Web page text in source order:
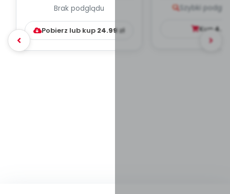
WYCHOWAWCZO –
DYDAKTYC...
Brak podglądu
Pobierz lub kup 24.99zł
Szybki
Kup